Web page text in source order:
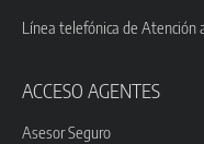
Línea telefónica de Atención
ACCESO AGENTES
Asesor Seguro